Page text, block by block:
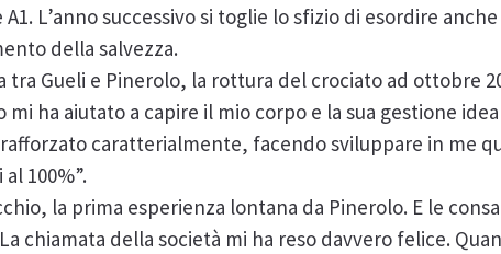
L’anno successivo si toglie lo sfizio di esordire
della salvezza.
tra Gueli e Pinerolo, la rottura del crociato ad ottobre
ha aiutato a capire il mio corpo e la sua gestione
caratterialmente, facendo sviluppare in me
100%”.
la prima esperienza lontana da Pinerolo. E le
chiamata della società mi ha reso davvero felice.